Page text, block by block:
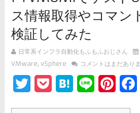
ス情報取得やコマン
検証してみた
日常系インフラ自動化もふもふおじさん
VMware, vSphere コメントはまだあり
TwitterPocketHatenaLine